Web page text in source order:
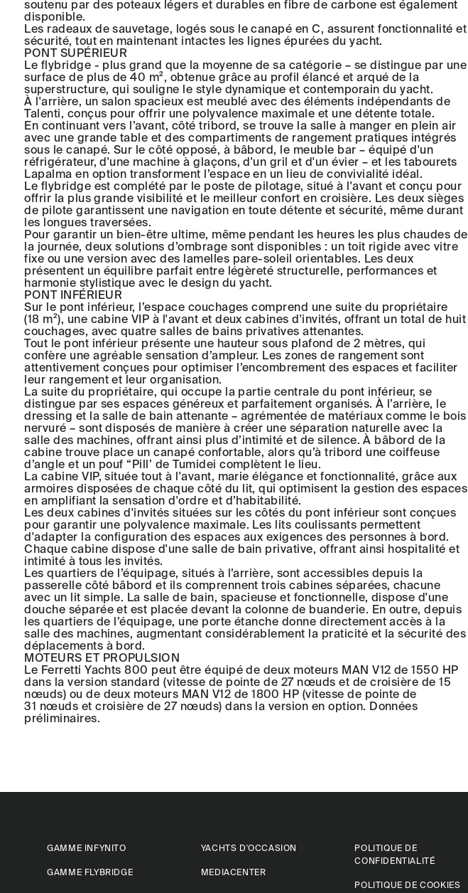
soutenu par des poteaux légers et durables en fibre de carbone est également
disponible.
Les radeaux de sauvetage, logés sous le canapé en C, assurent fonctionnalité et
sécurité, tout en maintenant intactes les lignes épurées du yacht.
PONT SUPÉRIEUR
Le flybridge - plus grand que la moyenne de sa catégorie – se distingue par une
surface de plus de 40 m², obtenue grâce au profil élancé et arqué de la
superstructure, qui souligne le style dynamique et contemporain du yacht.
À l'arrière, un salon spacieux est meublé avec des éléments indépendants de
Talenti, conçus pour offrir une polyvalence maximale et une détente totale.
En continuant vers l’avant, côté tribord, se trouve la salle à manger en plein air
avec une grande table et des compartiments de rangement pratiques intégrés
sous le canapé. Sur le côté opposé, à bâbord, le meuble bar – équipé d'un
réfrigérateur, d'une machine à glaçons, d'un gril et d'un évier – et les tabourets
Lapalma en option transforment l’espace en un lieu de convivialité idéal.
Le flybridge est complété par le poste de pilotage, situé à l'avant et conçu pour
offrir la plus grande visibilité et le meilleur confort en croisière. Les deux sièges
de pilote garantissent une navigation en toute détente et sécurité, même durant
les longues traversées.
Pour garantir un bien-être ultime, même pendant les heures les plus chaudes de
la journée, deux solutions d’ombrage sont disponibles : un toit rigide avec vitre
fixe ou une version avec des lamelles pare-soleil orientables. Les deux
présentent un équilibre parfait entre légèreté structurelle, performances et
harmonie stylistique avec le design du yacht.
PONT INFÉRIEUR
Sur le pont inférieur, l’espace couchages comprend une suite du propriétaire
(18 m²), une cabine VIP à l'avant et deux cabines d'invités, offrant un total de huit
couchages, avec quatre salles de bains privatives attenantes.
Tout le pont inférieur présente une hauteur sous plafond de 2 mètres, qui
confère une agréable sensation d’ampleur. Les zones de rangement sont
attentivement conçues pour optimiser l’encombrement des espaces et faciliter
leur rangement et leur organisation.
La suite du propriétaire, qui occupe la partie centrale du pont inférieur, se
distingue par ses espaces généreux et parfaitement organisés. À l’arrière, le
dressing et la salle de bain attenante – agrémentée de matériaux comme le bois
nervuré – sont disposés de manière à créer une séparation naturelle avec la
salle des machines, offrant ainsi plus d’intimité et de silence. À bâbord de la
cabine trouve place un canapé confortable, alors qu’à tribord une coiffeuse
d’angle et un pouf “Pill’ de Tumidei complètent le lieu.
La cabine VIP, située tout à l'avant, marie élégance et fonctionnalité, grâce aux
armoires disposées de chaque côté du lit, qui optimisent la gestion des espaces
en amplifiant la sensation d'ordre et d’habitabilité.
Les deux cabines d'invités situées sur les côtés du pont inférieur sont conçues
pour garantir une polyvalence maximale. Les lits coulissants permettent
d'adapter la configuration des espaces aux exigences des personnes à bord.
Chaque cabine dispose d'une salle de bain privative, offrant ainsi hospitalité et
intimité à tous les invités.
Les quartiers de l’équipage, situés à l’arrière, sont accessibles depuis la
passerelle côté bâbord et ils comprennent trois cabines séparées, chacune
avec un lit simple. La salle de bain, spacieuse et fonctionnelle, dispose d'une
douche séparée et est placée devant la colonne de buanderie. En outre, depuis
les quartiers de l’équipage, une porte étanche donne directement accès à la
salle des machines, augmentant considérablement la praticité et la sécurité des
déplacements à bord.
MOTEURS ET PROPULSION
Le Ferretti Yachts 800 peut être équipé de deux moteurs MAN V12 de 1550 HP
dans la version standard (vitesse de pointe de 27 nœuds et de croisière de 15
nœuds) ou de deux moteurs MAN V12 de 1800 HP (vitesse de pointe de
31 nœuds et croisière de 27 nœuds) dans la version en option. Données
préliminaires.
GAMME INFYNITO
GAMME FLYBRIDGE
YACHTS D'OCCASION
MEDIACENTER
POLITIQUE DE
CONFIDENTIALITÉ
POLITIQUE DE COOKIES